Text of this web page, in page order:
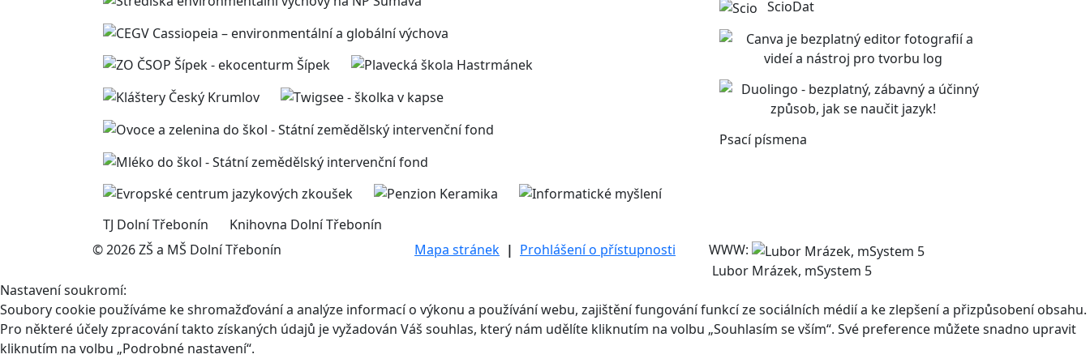
TJ Dolní Třebonín Knihovna Dolní Třebonín
ScioDat
Psací písmena
Mapa stránek | Prohlášení o přístupnosti
© 2026 ZŠ a MŠ Dolní Třebonín
WWW:
Lubor Mrázek, mSystem 5
Nastavení soukromí:
Soubory cookie používáme ke shromažďování a analýze informací o výkonu a používání webu, zajištění fungování funkcí ze sociálních médií a ke zlepšení a přizpůsobení obsahu.
Pro některé účely zpracování takto získaných údajů je vyžadován Váš souhlas, který nám udělíte kliknutím na volbu „Souhlasím se vším“. Své preference můžete snadno upravit
kliknutím na volbu „Podrobné nastavení“.